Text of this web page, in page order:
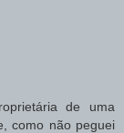
de uma
como não peguei